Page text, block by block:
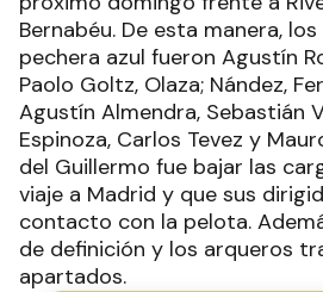
Bernabéu. De esta manera,
pechera azul fueron Agustín
Paolo Goltz, Olaza; Nández,
Agustín Almendra, Sebastián
Espinoza, Carlos Tevez y
del Guillermo fue bajar las
viaje a Madrid y que sus
contacto con la pelota.
de definición y los arqueros
apartados.